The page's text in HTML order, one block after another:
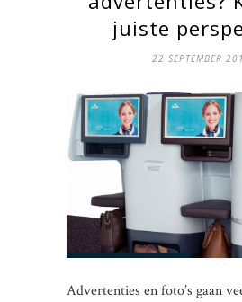
juiste
22 SEPTEMBER
Advertenties en foto’s gaan